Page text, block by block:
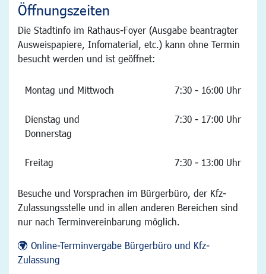
Öffnungszeiten
Die Stadtinfo im Rathaus-Foyer (Ausgabe beantragter
Ausweispapiere, Infomaterial, etc.) kann ohne Termin
besucht werden und ist geöffnet:
Montag und Mittwoch 7:30 - 16:00 Uhr
Dienstag und
Donnerstag
7:30 - 17:00 Uhr
Freitag 7:30 - 13:00 Uhr
Besuche und Vorsprachen im Bürgerbüro, der Kfz-
Zulassungsstelle und in allen anderen Bereichen sind
nur nach Terminvereinbarung möglich.
Online-Terminvergabe Bürgerbüro und Kfz-
Zulassung